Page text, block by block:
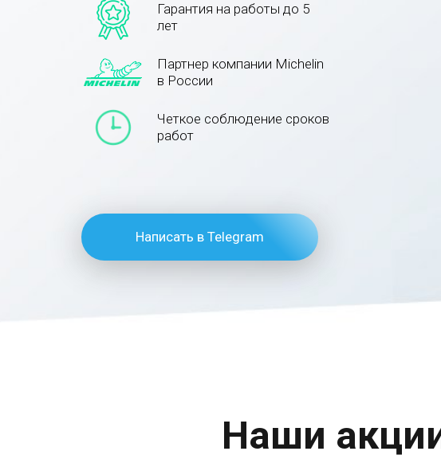
Гарантия на работы до 5
лет
Партнер компании Michelin
в России
Четкое соблюдение сроков
работ
Написать в Telegram
Наши